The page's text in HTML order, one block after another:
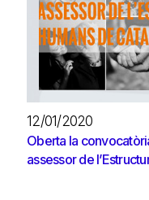
12/01/2020
Oberta la
assessor de